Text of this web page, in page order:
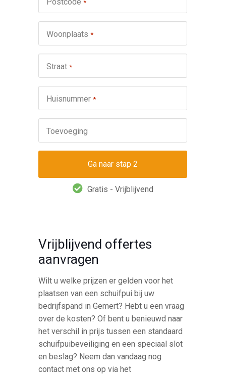
*
Woonplaats *
Straat *
Huisnummer *
Toevoeging
Gratis - Vrijblijvend
Vrijblijvend offertes
aanvragen
Wilt u welke prijzen er gelden voor het
plaatsen van een schuifpui bij uw
bedrijfspand in Gemert? Hebt u een vraag
over de kosten? Of bent u benieuwd naar
het verschil in prijs tussen een standaard
schuifpuibeveiliging en een speciaal slot
en beslag? Neem dan vandaag nog
contact met ons op via het